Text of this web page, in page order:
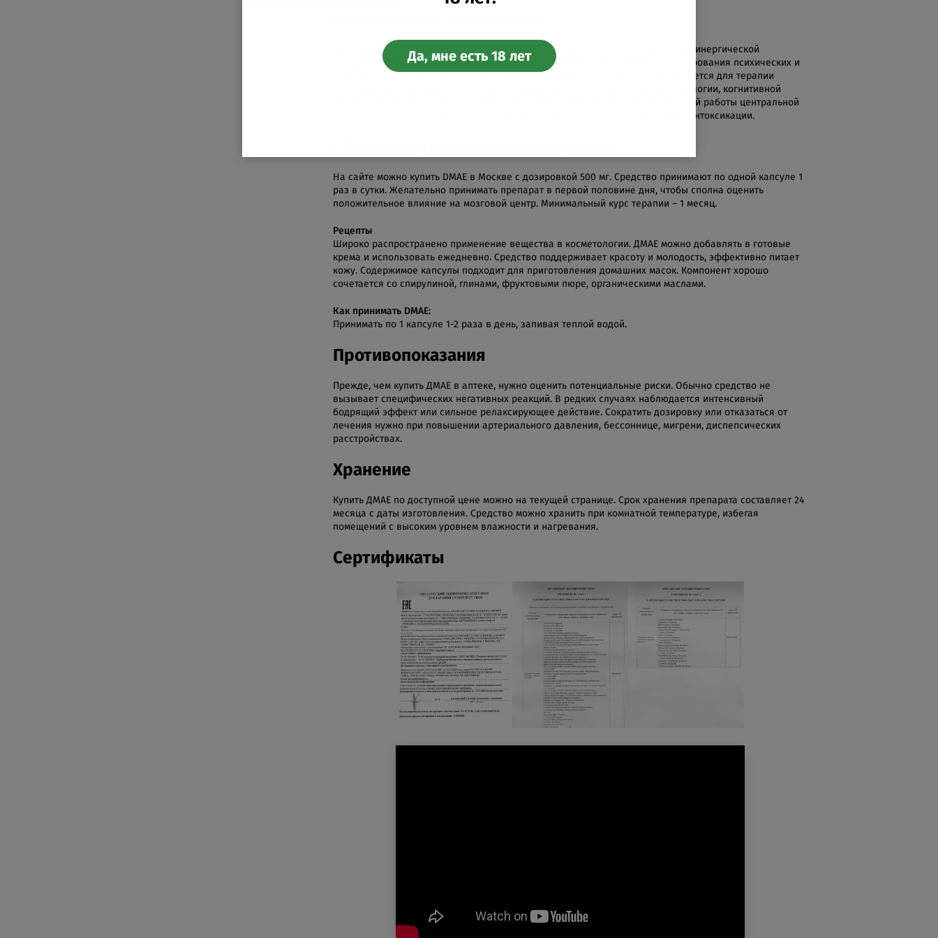
БАД показан для профилактики нарушений, сопряженных с некорректной холинергической
передачей. Данное состояние является распространенной причиной дебютирования психических и
психиатрических расстройств. В составе комплексной терапии DMAE применяется для терапии
синдрома гиперактивности и дефицита внимания, эпилепсии различной этиологии, когнитивной
дисфункции. К показаниям к применению относят восстановление нормальной работы центральной
нервной системы после получения травмы головы, пережитого стресса или интоксикации.
На сайте можно купить DMAE в Москве с дозировкой 500 мг. Средство принимают по одной капсуле 1
раз в сутки. Желательно принимать препарат в первой половине дня, чтобы сполна оценить
положительное влияние на мозговой центр. Минимальный курс терапии – 1 месяц.
Рецепты
Широко распространено применение вещества в косметологии. ДМАЕ можно добавлять в готовые
крема и использовать ежедневно. Средство поддерживает красоту и молодость, эффективно питает
кожу. Содержимое капсулы подходит для приготовления домашних масок. Компонент хорошо
сочетается со спирулиной, глинами, фруктовыми пюре, органическими маслами.
Как принимать DMAE:
Принимать по 1 капсуле 1-2 раза в день, запивая теплой водой.
Противопоказания
Прежде, чем купить ДМАЕ в аптеке, нужно оценить потенциальные риски. Обычно средство не
вызывает специфических негативных реакций. В редких случаях наблюдается интенсивный
бодрящий эффект или сильное релаксирующее действие. Сократить дозировку или отказаться от
лечения нужно при повышении артериального давления, бессоннице, мигрени, диспепсических
расстройствах.
Хранение
Купить ДМАЕ по доступной цене можно на текущей странице. Срок хранения препарата составляет 24
месяца с даты изготовления. Средство можно хранить при комнатной температуре, избегая
помещений с высоким уровнем влажности и нагревания.
Сертификаты
Да, мне есть 18 лет